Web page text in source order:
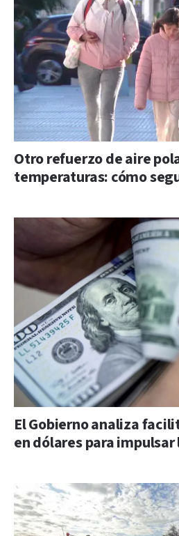
Otro refuerzo de aire
temperaturas: cómo
El Gobierno analiza
en dólares para